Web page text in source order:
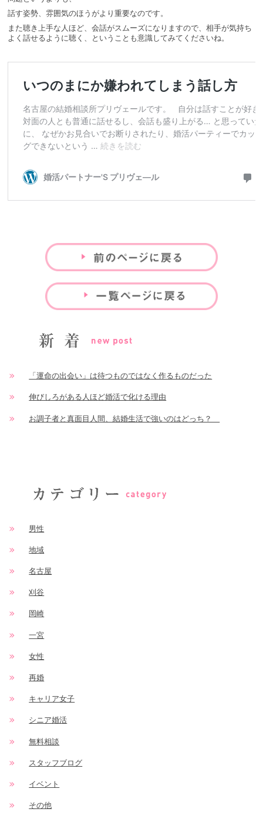
話す姿勢、雰囲気のほうがより重要なのです。
また聴き上手な人ほど、会話がスムーズになりますので、相手が気持ち
よく話せるように聴く、ということも意識してみてくださいね。
「運命の出会い」は待つものではなく作るものだった
伸びしろがある人ほど婚活で化ける理由
お調子者と真面目人間、結婚生活で強いのはどっち？
男性
地域
名古屋
刈谷
岡崎
一宮
女性
再婚
キャリア女子
シニア婚活
無料相談
スタッフブログ
イベント
その他